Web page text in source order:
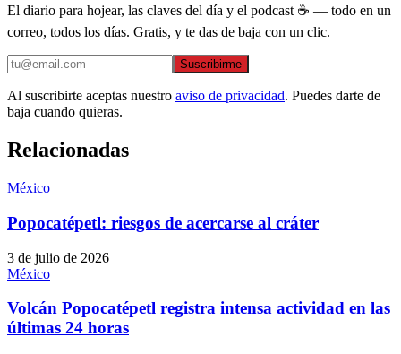
El diario para hojear, las claves del día y el podcast ☕ — todo en un
correo, todos los días. Gratis, y te das de baja con un clic.
Suscribirme
Al suscribirte aceptas nuestro aviso de privacidad. Puedes darte de
baja cuando quieras.
Relacionadas
México
Popocatépetl: riesgos de acercarse al cráter
3 de julio de 2026
México
Volcán Popocatépetl registra intensa actividad en las
últimas 24 horas